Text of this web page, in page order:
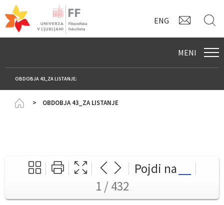
ENG
MENI
OBDOBJA 43_ZA LISTANJE:
HomepageOBDOBJA 43_ZA LISTANJE
Pojdi na
1 / 432